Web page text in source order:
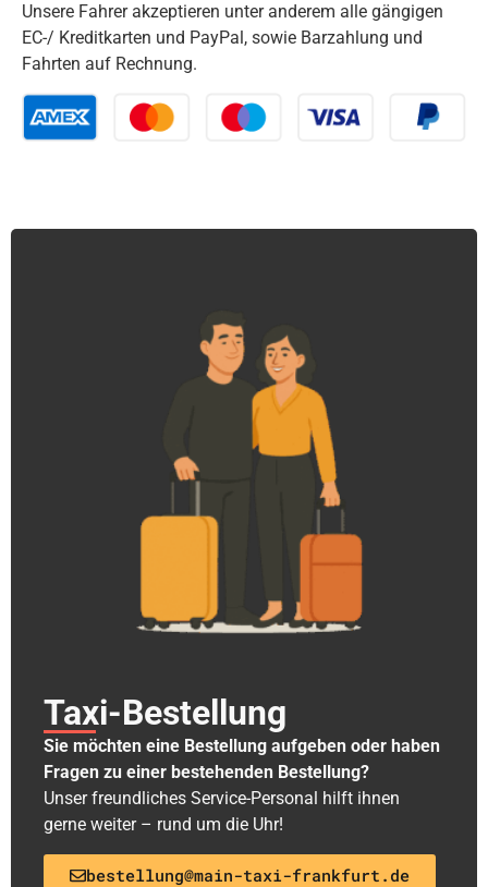
Unsere Fahrer akzeptieren unter anderem alle gängigen
EC-/ Kreditkarten und PayPal, sowie Barzahlung und
Fahrten auf Rechnung.
Taxi-Bestellung
Sie möchten eine Bestellung aufgeben oder haben
Fragen zu einer bestehenden Bestellung?
Unser freundliches Service-Personal hilft ihnen
gerne weiter – rund um die Uhr!
bestellung@main-taxi-frankfurt.de